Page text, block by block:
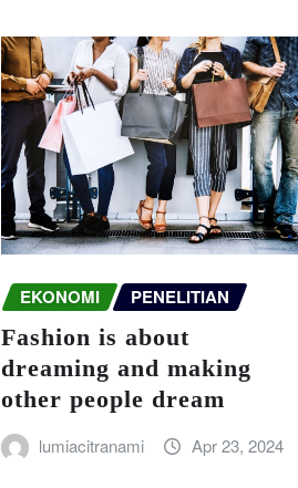
EKONOMI PENELITIAN
Fashion is about
dreaming and making
other people dream
lumiacitranami Apr 23, 2024